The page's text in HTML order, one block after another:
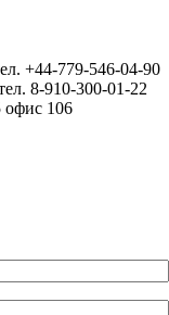
+44-779-546-04-90
8-910-300-01-22
офис 106